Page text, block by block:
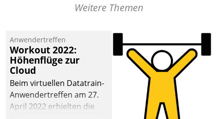
deutscher
Wohnungsunternehmen
– und beschleunigt damit
den Weg vom
Mieteranliegen zum
Dienstleisterauftrag.
Weitere Themen
Anwendertreffen
Workout 2022:
Höhenflüge zur
Cloud
Beim virtuellen Datatrain-
Anwendertreffen am 27.
April 2022 erhielten die